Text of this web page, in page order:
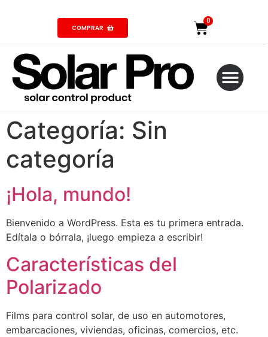
COMPRAR
Categoría: Sin
categoría
¡Hola, mundo!
Bienvenido a WordPress. Esta es tu primera entrada.
Edítala o bórrala, ¡luego empieza a escribir!
Características del
Polarizado
Films para control solar, de uso en automotores,
embarcaciones, viviendas, oficinas, comercios, etc.